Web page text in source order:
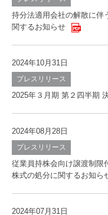
持分法適用会社の解散に伴
関するお知らせ
2024年10月31日
プレスリリース
2025年３月期 第２四半期
2024年08月28日
プレスリリース
従業員持株会向け譲渡制限
株式の処分に関するお知ら
2024年07月31日